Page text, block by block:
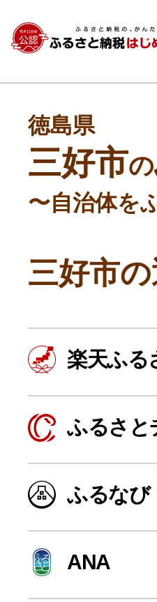
よく見られて
ふるさと納税
徳島県
三好市の
〜自治体を
三好市
楽天ふる
ふるさと
ふるなび
ANA